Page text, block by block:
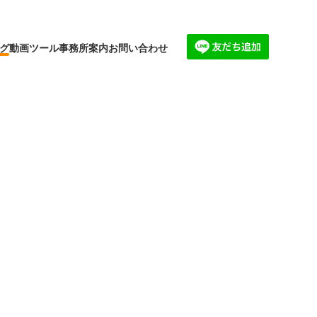
動画ツール事務所案内お問い合わせ